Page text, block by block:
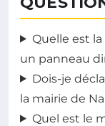
Quelle est
un panneau
Dois-je
la mairie de
Quel est le